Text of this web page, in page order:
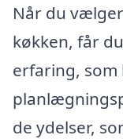
Når du
køkken, får
erfaring,
de ydelser,